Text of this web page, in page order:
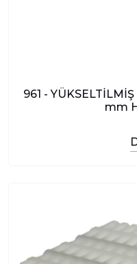
961 -
mm